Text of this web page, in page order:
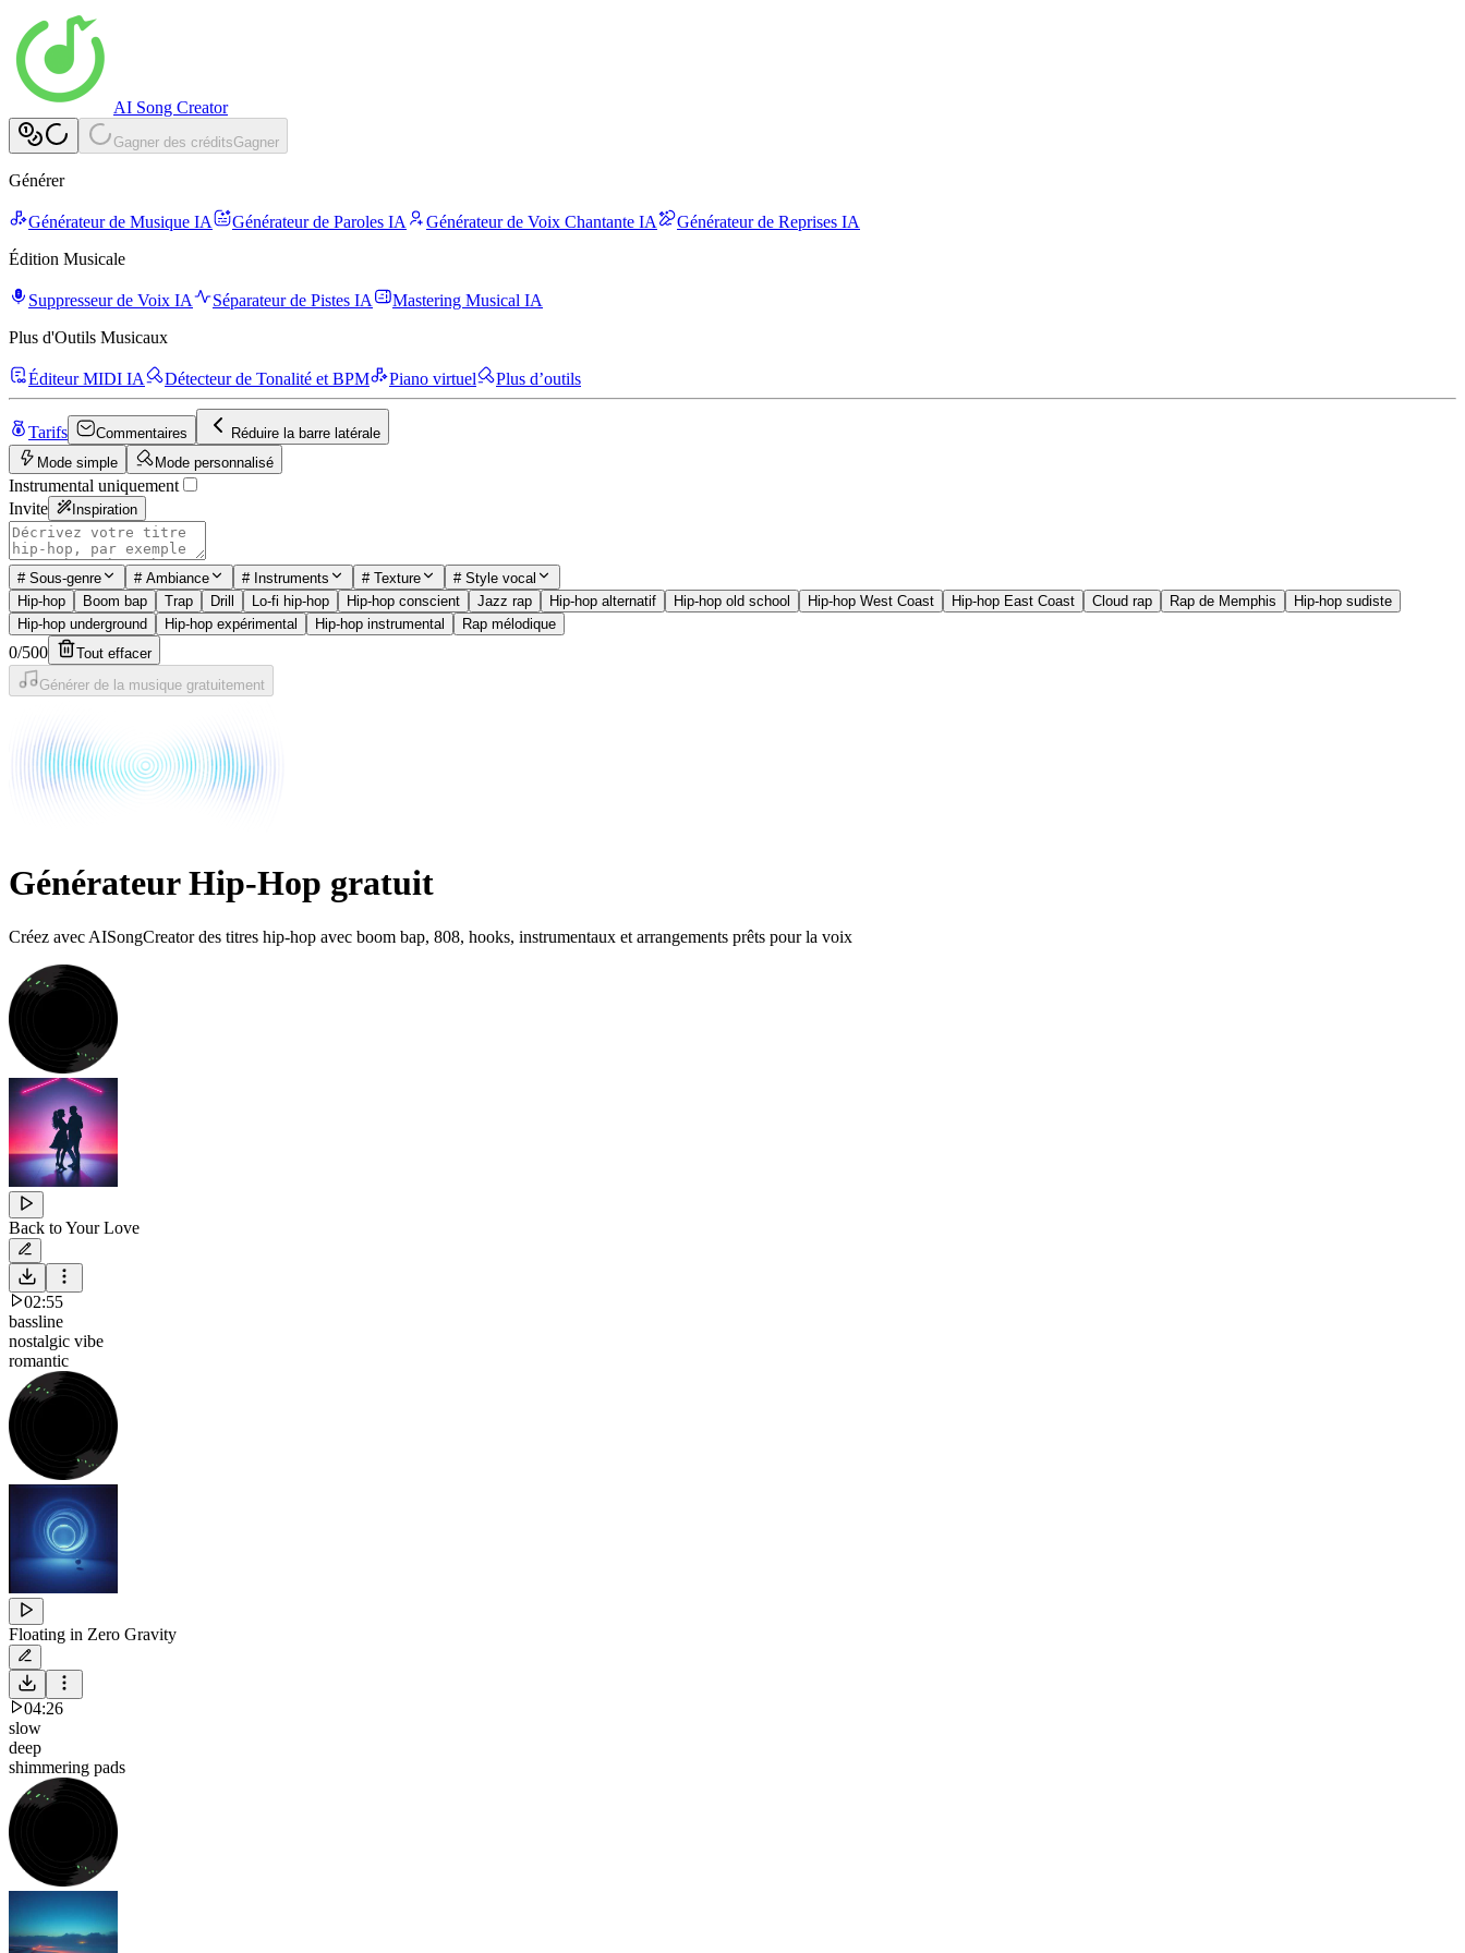
AI Song Creator
Gagner des créditsGagner
Générer
Générateur de Musique IA Générateur de Paroles IA Générateur de Voix Chantante IA
Générateur de Reprises IA
Édition Musicale
Suppresseur de Voix IA Séparateur de Pistes IA
Mastering Musical IA
Plus d'Outils Musicaux
Éditeur MIDI IA Détecteur de Tonalité et BPM Piano virtuel Plus d’outils
Tarifs Commentaires
Réduire la barre latérale
Mode simple
Mode personnalisé
Instrumental uniquement
Invite
Inspiration
# Sous-genre # Ambiance # Instruments # Texture # Style vocal
Hip-hop
Boom bap Trap Drill Lo-fi hip-hop Hip-hop conscient Jazz rap Hip-hop alternatif Hip-hop old school Hip-hop West Coast Hip-hop East Coast Cloud rap Rap de Memphis
Hip-hop sudiste
Hip-hop underground
Hip-hop expérimental Hip-hop instrumental Rap mélodique
0/500
Tout effacer
Générer de la musique gratuitement
Générateur Hip-Hop gratuit
Créez avec AISongCreator des titres hip-hop avec boom bap, 808, hooks, instrumentaux et arrangements prêts pour la voix
Back to Your Love
02:55
bassline
nostalgic vibe
romantic
Floating in Zero Gravity
04:26
slow
deep
shimmering pads